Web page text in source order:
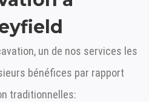
un de nos services les
bénéfices par rapport
traditionnelles: